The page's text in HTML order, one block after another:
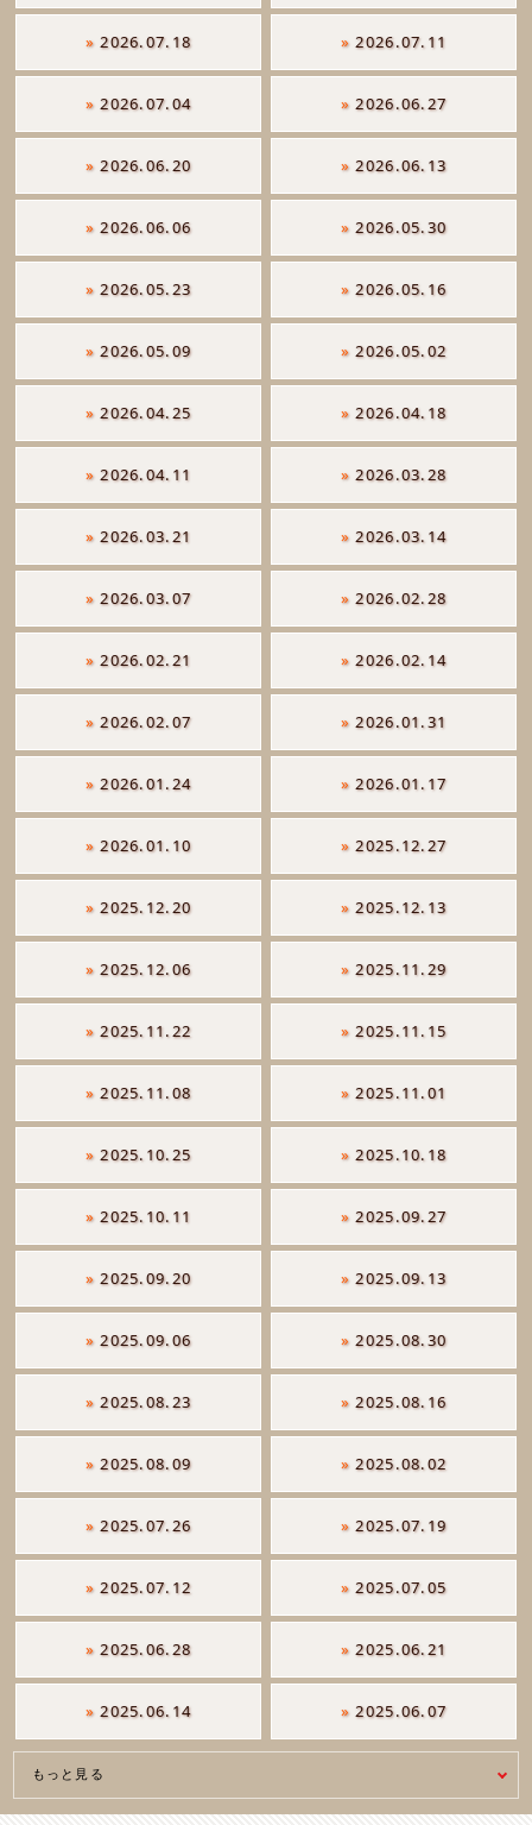
» 2026.07.18 » 2026.07.11
» 2026.07.04 » 2026.06.27
» 2026.06.20 » 2026.06.13
» 2026.06.06 » 2026.05.30
» 2026.05.23 » 2026.05.16
» 2026.05.09 » 2026.05.02
» 2026.04.25 » 2026.04.18
» 2026.04.11 » 2026.03.28
» 2026.03.21 » 2026.03.14
» 2026.03.07 » 2026.02.28
» 2026.02.21 » 2026.02.14
» 2026.02.07 » 2026.01.31
» 2026.01.24 » 2026.01.17
» 2026.01.10 » 2025.12.27
» 2025.12.20 » 2025.12.13
» 2025.12.06 » 2025.11.29
» 2025.11.22 » 2025.11.15
» 2025.11.08 » 2025.11.01
» 2025.10.25 » 2025.10.18
» 2025.10.11 » 2025.09.27
» 2025.09.20 » 2025.09.13
» 2025.09.06 » 2025.08.30
» 2025.08.23 » 2025.08.16
» 2025.08.09 » 2025.08.02
» 2025.07.26 » 2025.07.19
» 2025.07.12 » 2025.07.05
» 2025.06.28 » 2025.06.21
» 2025.06.14 » 2025.06.07
もっと見る